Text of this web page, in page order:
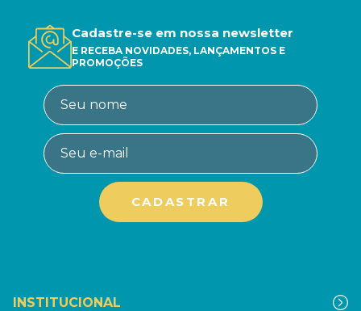
Cadastre-se em nossa newsletter
E RECEBA NOVIDADES, LANÇAMENTOS E
PROMOÇÕES
INSTITUCIONAL